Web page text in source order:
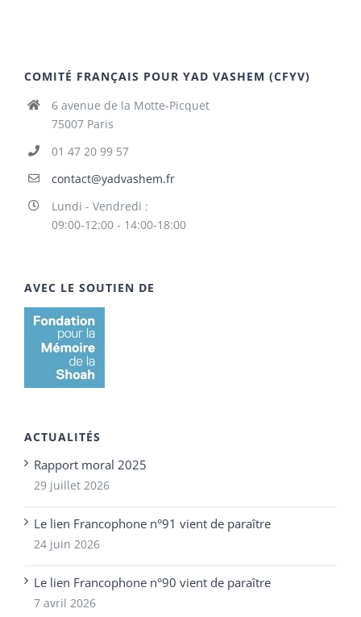
COMITÉ FRANÇAIS POUR YAD VASHEM (CFYV)
6 avenue de la Motte-Picquet
75007 Paris
01 47 20 99 57
contact@yadvashem.fr
Lundi - Vendredi :
09:00-12:00 - 14:00-18:00
AVEC LE SOUTIEN DE
ACTUALITÉS
Rapport moral 2025
29 juillet 2026
Le lien Francophone n°91 vient de paraître
24 juin 2026
Le lien Francophone n°90 vient de paraître
7 avril 2026